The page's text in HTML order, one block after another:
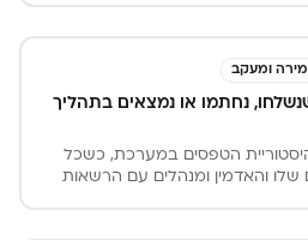
ומעקב
נחתמו או נמצאים בתהליך
הטפסים במערכת, כשכל
והאדמין ומנהלים עם הרשאות